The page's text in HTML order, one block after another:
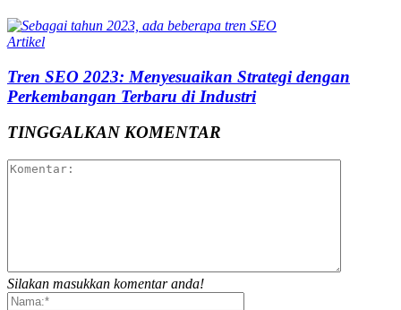
Artikel
Tren SEO 2023: Menyesuaikan Strategi dengan
Perkembangan Terbaru di Industri
TINGGALKAN KOMENTAR
Silakan masukkan komentar anda!